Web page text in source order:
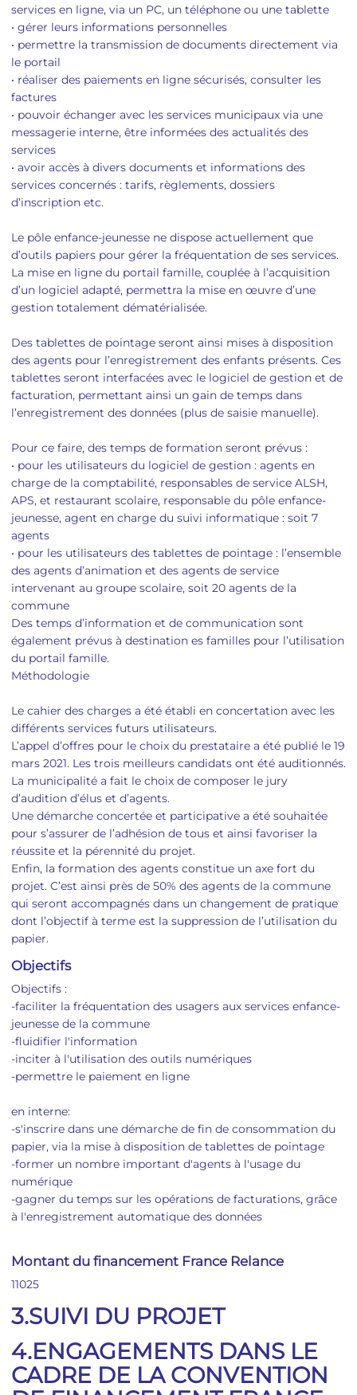
services en ligne, via un PC, un téléphone ou une tablette
• gérer leurs informations personnelles
• permettre la transmission de documents directement via
le portail
• réaliser des paiements en ligne sécurisés, consulter les
factures
• pouvoir échanger avec les services municipaux via une
messagerie interne, être informées des actualités des
services
• avoir accès à divers documents et informations des
services concernés : tarifs, règlements, dossiers
d’inscription etc.
Le pôle enfance-jeunesse ne dispose actuellement que
d’outils papiers pour gérer la fréquentation de ses services.
La mise en ligne du portail famille, couplée à l’acquisition
d’un logiciel adapté, permettra la mise en œuvre d’une
gestion totalement dématérialisée.
Des tablettes de pointage seront ainsi mises à disposition
des agents pour l’enregistrement des enfants présents. Ces
tablettes seront interfacées avec le logiciel de gestion et de
facturation, permettant ainsi un gain de temps dans
l’enregistrement des données (plus de saisie manuelle).
Pour ce faire, des temps de formation seront prévus :
• pour les utilisateurs du logiciel de gestion : agents en
charge de la comptabilité, responsables de service ALSH,
APS, et restaurant scolaire, responsable du pôle enfance-
jeunesse, agent en charge du suivi informatique : soit 7
agents
• pour les utilisateurs des tablettes de pointage : l’ensemble
des agents d’animation et des agents de service
intervenant au groupe scolaire, soit 20 agents de la
commune
Des temps d’information et de communication sont
également prévus à destination es familles pour l’utilisation
du portail famille.
Méthodologie
Le cahier des charges a été établi en concertation avec les
différents services futurs utilisateurs.
L’appel d’offres pour le choix du prestataire a été publié le 19
mars 2021. Les trois meilleurs candidats ont été auditionnés.
La municipalité a fait le choix de composer le jury
d’audition d’élus et d’agents.
Une démarche concertée et participative a été souhaitée
pour s’assurer de l’adhésion de tous et ainsi favoriser la
réussite et la pérennité du projet.
Enfin, la formation des agents constitue un axe fort du
projet. C’est ainsi près de 50% des agents de la commune
qui seront accompagnés dans un changement de pratique
dont l’objectif à terme est la suppression de l’utilisation du
papier.
Objectifs
Objectifs :
-faciliter la fréquentation des usagers aux services enfance-
jeunesse de la commune
-fluidifier l'information
-inciter à l'utilisation des outils numériques
-permettre le paiement en ligne
en interne:
-s'inscrire dans une démarche de fin de consommation du
papier, via la mise à disposition de tablettes de pointage
-former un nombre important d'agents à l'usage du
numérique
-gagner du temps sur les opérations de facturations, grâce
à l'enregistrement automatique des données
Montant du financement France Relance
11025
3.SUIVI DU PROJET
4.ENGAGEMENTS DANS LE
CADRE DE LA CONVENTION